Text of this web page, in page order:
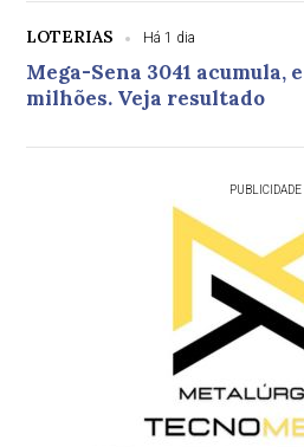
LOTERIAS Há 1 dia
Mega-Sena 3041 acumula,
milhões. Veja resultado
PUBLICIDADE